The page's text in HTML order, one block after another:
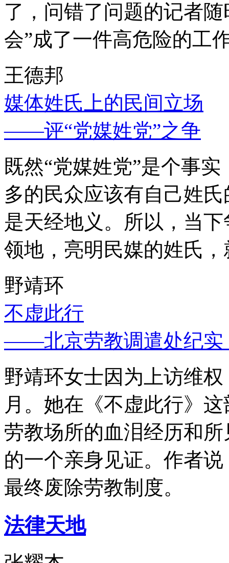
了，问错了问题的记者
会”成了一件高危险的工
王德邦
媒体姓氏上的民间立场
——评“党媒姓党”之争
既然“党媒姓党”是个事
多的民众应该有自己姓
是天经地义。所以，当
领地，亮明民媒的姓氏
野靖环
不虚此行
——北京劳教调遣处纪实
野靖环女士因为上访维
月。她在《不虚此行》
劳教场所的血泪经历和
的一个亲身见证。作者
最终废除劳教制度。
法律天地